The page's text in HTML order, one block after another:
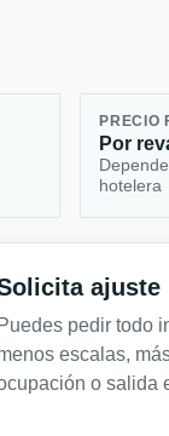
PRECIO
Por
hotelera
ajuste
Puedes pedir todo
escalas,
o salida